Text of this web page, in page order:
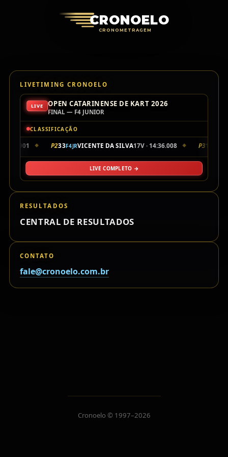
CRONOELO
CRONOMETRAGEM
LIVETIMING CRONOELO
LIVE OPEN CATARINENSE DE KART 2026
FINAL — F4 JUNIOR
CLASSIFICAÇÃO
◆ P233F4JRVICENTE DA SILVA17V · 14:36.008 ◆ P310
LIVE COMPLETO →
RESULTADOS
CENTRAL DE RESULTADOS
CONTATO
fale@cronoelo.com.br
Cronoelo © 1997–2026